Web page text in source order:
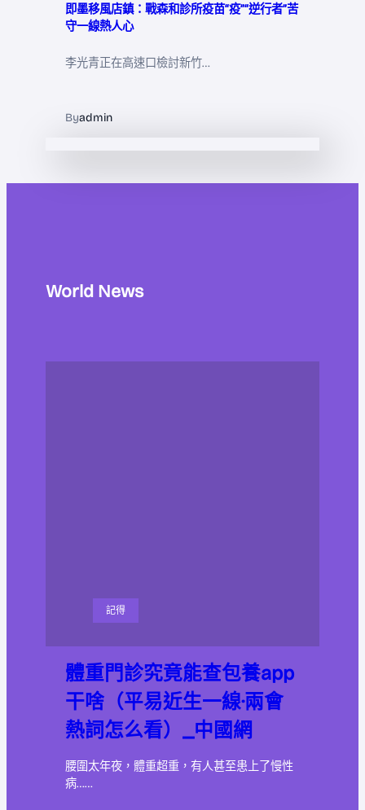
即墨移風店鎮：戰森和診所疫苗“疫”“逆行者”苦
守一線熱人心
李光青正在高速口檢討新竹…
Byadmin
World News
記得
體重門診究竟能查包養app
干啥（平易近生一線·兩會
熱詞怎么看）_中國網
腰圍太年夜，體重超重，有人甚至患上了慢性
病……